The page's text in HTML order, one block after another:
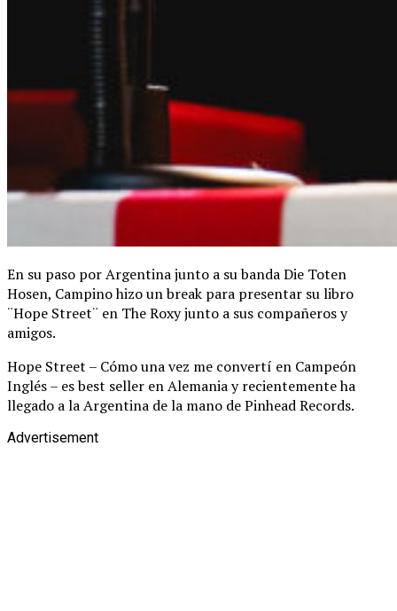
En su paso por Argentina junto a su banda Die Toten
Hosen, Campino hizo un break para presentar su libro
¨Hope Street¨ en The Roxy junto a sus compañeros y
amigos.
Hope Street – Cómo una vez me convertí en Campeón
Inglés – es best seller en Alemania y recientemente ha
llegado a la Argentina de la mano de Pinhead Records.
Advertisement